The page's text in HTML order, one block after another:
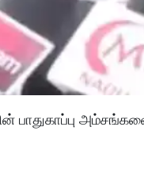
பாதுகாப்பு